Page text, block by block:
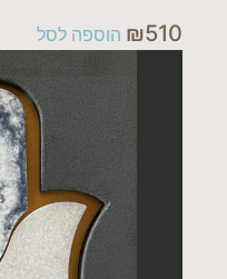
₪510 הוספה לסל